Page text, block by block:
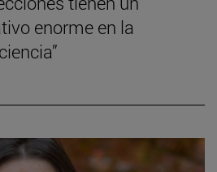
enorme en la